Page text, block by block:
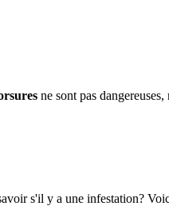
ne sont pas
s'il y a une infestation?